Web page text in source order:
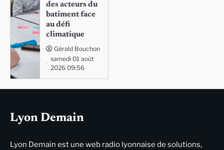
des acteurs du
batiment face
au défi
climatique
Gérald Bouchon
samedi 01 août
2026 09:56
Lyon Demain
Lyon Demain est une web radio lyonnaise de solutions,